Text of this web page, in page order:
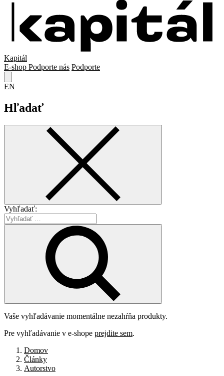
Kapitál
E-shop Podporte nás Podporte
EN
Hľadať
Vyhľadať:
Vaše vyhľadávanie momentálne nezahŕňa produkty.
Pre vyhľadávanie v e-shope prejdite sem.
Domov
Články
Autorstvo